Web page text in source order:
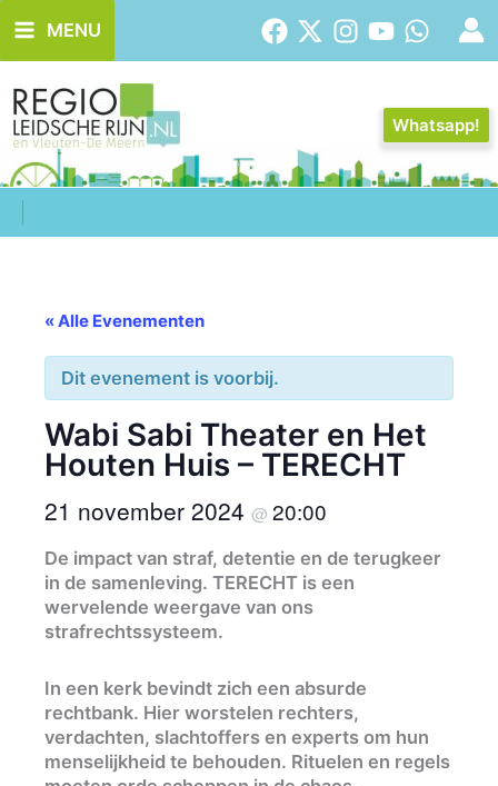
naar
de
inhoud
MENU
Whatsapp!
« Alle Evenementen
Dit evenement is voorbij.
Wabi Sabi Theater en Het
Houten Huis – TERECHT
21 november 2024 @ 20:00
De impact van straf, detentie en de terugkeer
in de samenleving. TERECHT is een
wervelende weergave van ons
strafrechtssysteem.
In een kerk bevindt zich een absurde
rechtbank. Hier worstelen rechters,
verdachten, slachtoffers en experts om hun
menselijkheid te behouden. Rituelen en regels